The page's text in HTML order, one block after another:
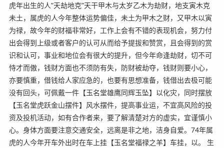
虎年出生的人”天劫地克”天干甲木与太岁乙木为劫财，地支寅木克
未土，属虎的人今年整体运势偏佳，未土为甲木之财，又甲木以寅
为禄，故今年的财福非常好，工作上会有不错的表现机会，努力付
出会得到上级或者客户的认可从而给予提拔和赞赏，且会得到的赏
识和认可，事业和地位会有很大的提升，但今年命逢劫财，切不可
恃才而傲，钱财方面也不须防有失，防财被劫夺，钱财则要小心，
亦要慎重，借钱给人家应急的，也要有思想准备，钱借出去极可能
没有回头，可佩戴一件【玉名堂雄鹰同辉玉坠】以化灾，同时摆放
【玉名堂虎跃金山摆件】风水摆件，提高事业运，不宜高风险的投
资及投机活动，如有合作者来，要了解清楚对方的虚实，宜谨慎小
心。身体方面要注意交通安全，远离是非之地，洁身自爱。74年属
虎的人今年开车外出时在车上挂【玉名堂福禄之羊】车挂，以。 生